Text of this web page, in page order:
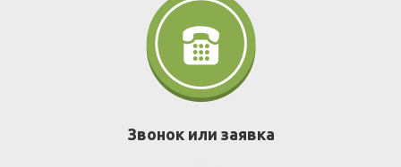
Звонок или заявка